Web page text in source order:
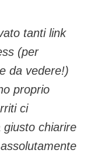
tanti link
(per
da vedere!)
proprio
ci
chiarire